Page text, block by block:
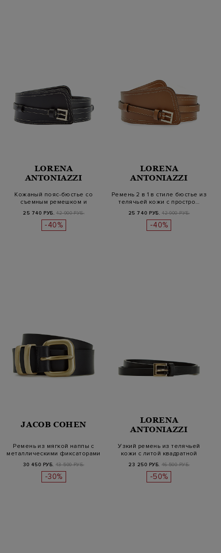
LORENA
ANTONIAZZI
Кожаный пояс-бюстье со
съемным ремешком и
прострочкой
25 740 РУБ. 42 900 РУБ.
-40%
LORENA
ANTONIAZZI
Ремень 2 в 1 в стиле бюстье из
телячьей кожи с простро…
25 740 РУБ. 42 900 РУБ.
-40%
JACOB COHEN
Ремень из мягкой наппы с
металлическими фиксаторами
и…
30 450 РУБ. 43 500 РУБ.
-30%
LORENA
ANTONIAZZI
Узкий ремень из телячьей
кожи с литой квадратной
пряжк…
23 250 РУБ. 46 500 РУБ.
-50%